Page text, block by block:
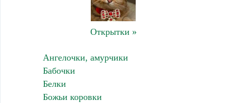
Открытки »
Ангелочки, амурчики
Бабочки
Белки
Божьи коровки